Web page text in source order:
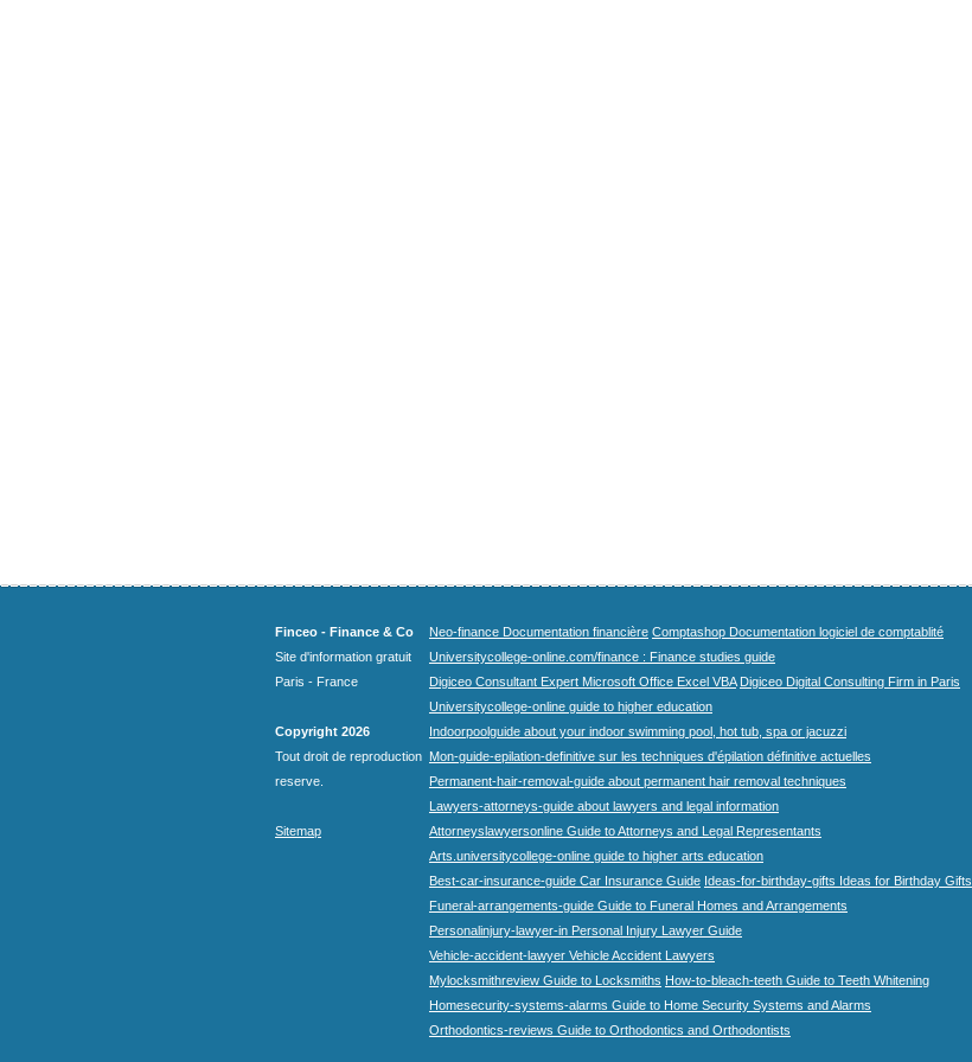
Finceo - Finance & Co
Site d'information gratuit
Paris - France
Copyright 2026
Tout droit de reproduction
reserve.
Sitemap
Neo-finance Documentation financière Comptashop Documentation logiciel de comptablité
Universitycollege-online.com/finance : Finance studies guide
Digiceo Consultant Expert Microsoft Office Excel VBA Digiceo Digital Consulting Firm in Paris
Universitycollege-online guide to higher education
Indoorpoolguide about your indoor swimming pool, hot tub, spa or jacuzzi
Mon-guide-epilation-definitive sur les techniques d'épilation définitive actuelles
Permanent-hair-removal-guide about permanent hair removal techniques
Lawyers-attorneys-guide about lawyers and legal information
Attorneyslawyersonline Guide to Attorneys and Legal Representants
Arts.universitycollege-online guide to higher arts education
Best-car-insurance-guide Car Insurance Guide Ideas-for-birthday-gifts Ideas for Birthday Gifts
Funeral-arrangements-guide Guide to Funeral Homes and Arrangements
Personalinjury-lawyer-in Personal Injury Lawyer Guide
Vehicle-accident-lawyer Vehicle Accident Lawyers
Mylocksmithreview Guide to Locksmiths How-to-bleach-teeth Guide to Teeth Whitening
Homesecurity-systems-alarms Guide to Home Security Systems and Alarms
Orthodontics-reviews Guide to Orthodontics and Orthodontists